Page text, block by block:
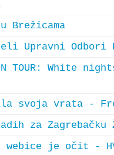
Brežicama
Upravni Odbori
TOUR: White
svoja vrata -
za
webice je očit -